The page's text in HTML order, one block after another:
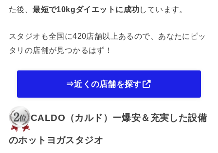
た後、最短で10kgダイエットに成功しています。
スタジオも全国に420店舗以上あるので、あなたにピッ
タリの店舗が見つかるはず！
⇒近くの店舗を探す
CALDO（カルド）ー爆安＆充実した設備
のホットヨガスタジオ